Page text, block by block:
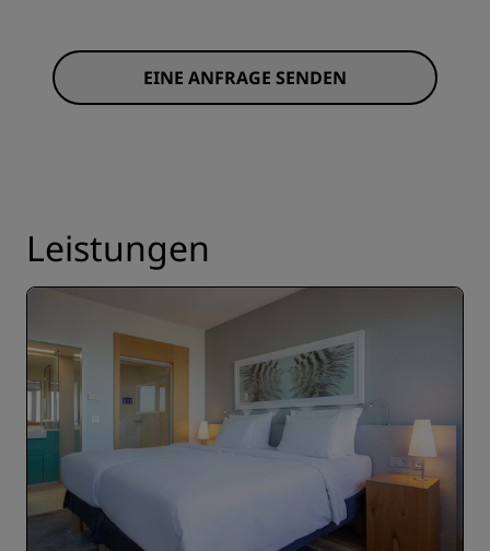
EINE ANFRAGE SENDEN
Leistungen